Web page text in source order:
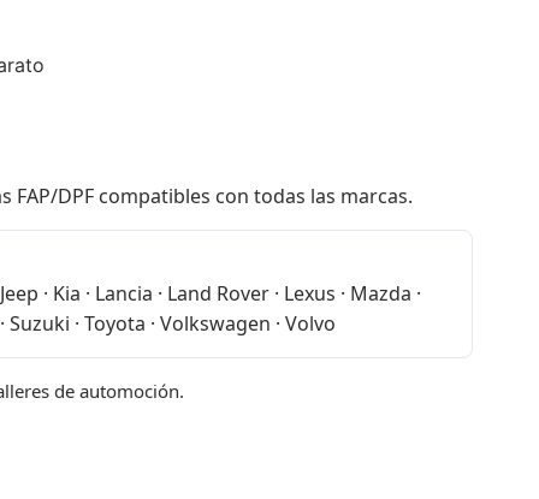
DPF compatibles con todas las marcas.
· Kia · Lancia · Land Rover · Lexus · Mazda ·
Suzuki · Toyota · Volkswagen · Volvo
de automoción.